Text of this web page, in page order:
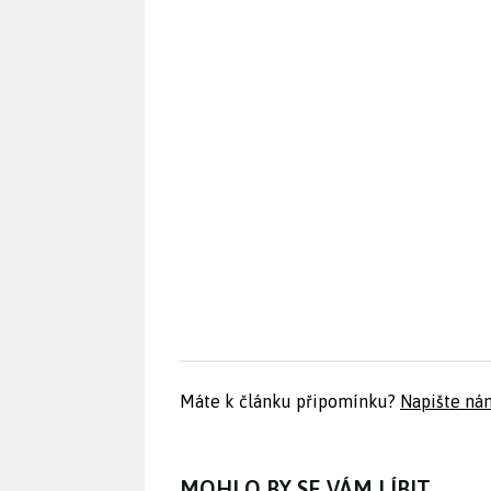
Máte k článku připomínku? Napište